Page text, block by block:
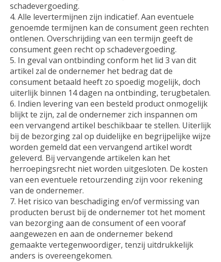
schadevergoeding.
Alle levertermijnen zijn indicatief. Aan eventuele
genoemde termijnen kan de consument geen rechten
ontlenen. Overschrijding van een termijn geeft de
consument geen recht op schadevergoeding.
In geval van ontbinding conform het lid 3 van dit
artikel zal de ondernemer het bedrag dat de
consument betaald heeft zo spoedig mogelijk, doch
uiterlijk binnen 14 dagen na ontbinding, terugbetalen.
Indien levering van een besteld product onmogelijk
blijkt te zijn, zal de ondernemer zich inspannen om
een vervangend artikel beschikbaar te stellen. Uiterlijk
bij de bezorging zal op duidelijke en begrijpelijke wijze
worden gemeld dat een vervangend artikel wordt
geleverd. Bij vervangende artikelen kan het
herroepingsrecht niet worden uitgesloten. De kosten
van een eventuele retourzending zijn voor rekening
van de ondernemer.
Het risico van beschadiging en/of vermissing van
producten berust bij de ondernemer tot het moment
van bezorging aan de consument of een vooraf
aangewezen en aan de ondernemer bekend
gemaakte vertegenwoordiger, tenzij uitdrukkelijk
anders is overeengekomen.